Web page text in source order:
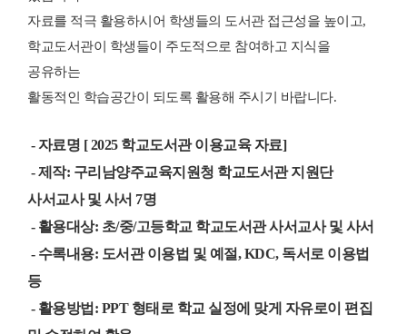
자료를 적극 활용하시어 학생들의 도서관 접근성을 높이고,
학교도서관이 학생들이 주도적으로 참여하고 지식을
공유하는
활동적인 학습공간이 되도록 활용해 주시기 바랍니다.
- 자료명 [ 2025 학교도서관 이용교육 자료]
- 제작: 구리남양주교육지원청 학교도서관 지원단
사서교사 및 사서 7명
- 활용대상: 초/중/고등학교 학교도서관 사서교사 및 사서
- 수록내용: 도서관 이용법 및 예절, KDC, 독서로 이용법
등
- 활용방법: PPT 형태로 학교 실정에 맞게 자유로이 편집